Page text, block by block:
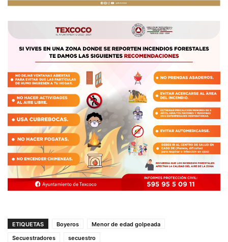
ETIQUETAS Boyeros
Menor de edad golpeada
Secuestradores
secuestro